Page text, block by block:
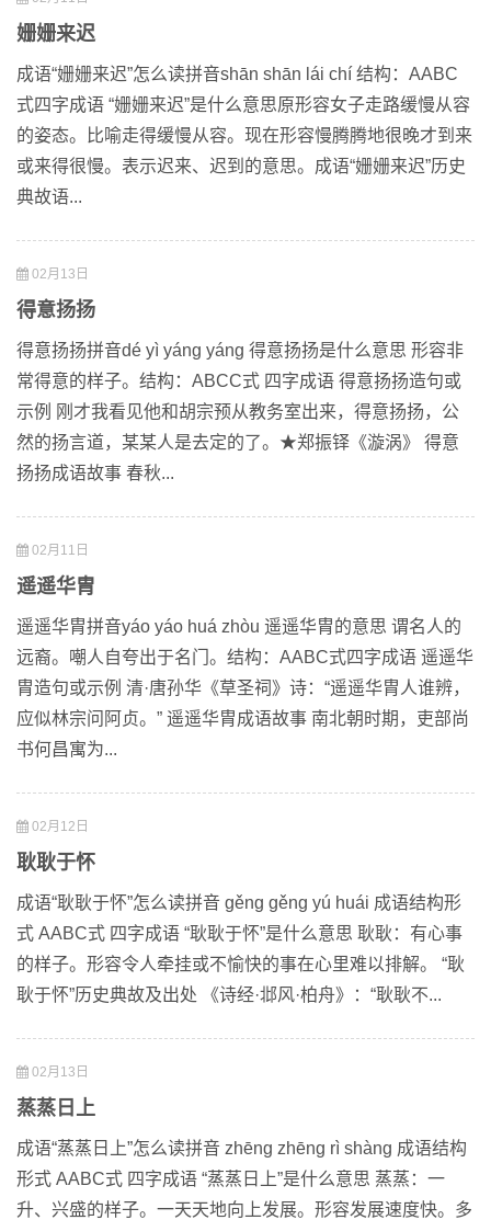
姗姗来迟
成语“姗姗来迟”怎么读拼音shān shān lái chí 结构：AABC
式四字成语 “姗姗来迟”是什么意思原形容女子走路缓慢从容
的姿态。比喻走得缓慢从容。现在形容慢腾腾地很晚才到来
或来得很慢。表示迟来、迟到的意思。成语“姗姗来迟”历史
典故语...
02月13日
得意扬扬
得意扬扬拼音dé yì yáng yáng 得意扬扬是什么意思 形容非
常得意的样子。结构：ABCC式 四字成语 得意扬扬造句或
示例 刚才我看见他和胡宗预从教务室出来，得意扬扬，公
然的扬言道，某某人是去定的了。★郑振铎《漩涡》 得意
扬扬成语故事 春秋...
02月11日
遥遥华胄
遥遥华胄拼音yáo yáo huá zhòu 遥遥华胄的意思 谓名人的
远裔。嘲人自夸出于名门。结构：AABC式四字成语 遥遥华
胄造句或示例 清·唐孙华《草圣祠》诗：“遥遥华胄人谁辨，
应似林宗问阿贞。” 遥遥华胄成语故事 南北朝时期，吏部尚
书何昌寓为...
02月12日
耿耿于怀
成语“耿耿于怀”怎么读拼音 gěng gěng yú huái 成语结构形
式 AABC式 四字成语 “耿耿于怀”是什么意思 耿耿：有心事
的样子。形容令人牵挂或不愉快的事在心里难以排解。 “耿
耿于怀”历史典故及出处 《诗经·邶风·柏舟》：“耿耿不...
02月13日
蒸蒸日上
成语“蒸蒸日上”怎么读拼音 zhēng zhēng rì shàng 成语结构
形式 AABC式 四字成语 “蒸蒸日上”是什么意思 蒸蒸：一
升、兴盛的样子。一天天地向上发展。形容发展速度快。多